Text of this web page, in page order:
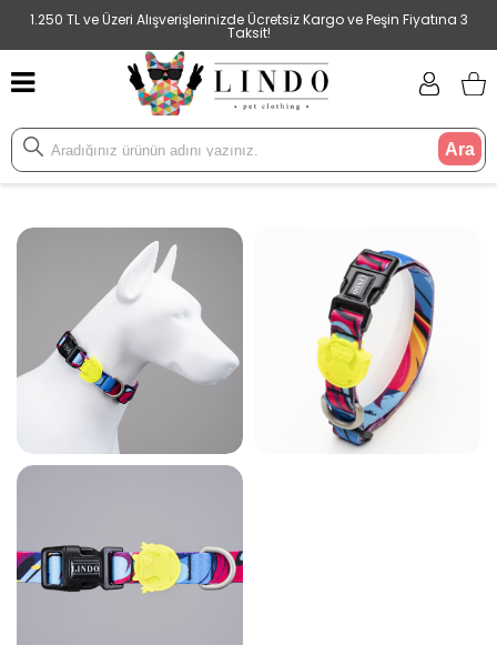
1.250 TL ve Üzeri Alışverişlerinizde Ücretsiz Kargo ve Peşin Fiyatına 3
Taksit!
Ara